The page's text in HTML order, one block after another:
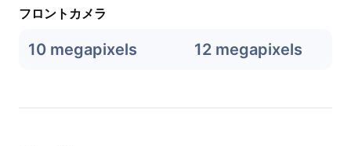
フロントカメラ
10 megapixels 12 megapixels